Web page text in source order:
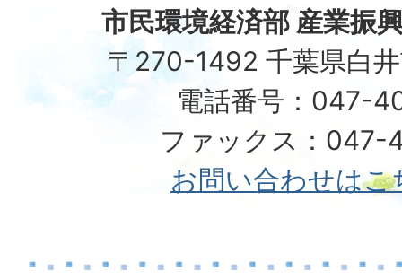
市民環境経済部 産業振
〒270-1492 千葉県白
電話番号：047-
ファックス：047-
お問い合わせはこ